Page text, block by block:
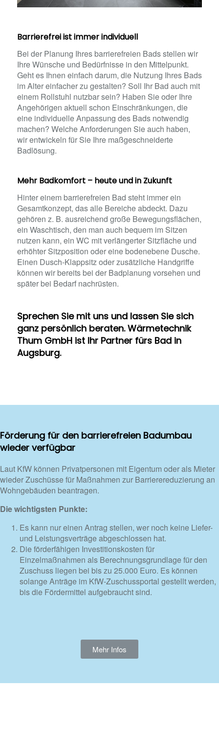
Barrierefrei ist immer individuell
Bei der Planung Ihres barrierefreien Bads stellen wir
Ihre Wünsche und Bedürfnisse in den Mittelpunkt.
Geht es Ihnen einfach darum, die Nutzung Ihres Bads
im Alter einfacher zu gestalten? Soll Ihr Bad auch mit
einem Rollstuhl nutzbar sein? Haben Sie oder Ihre
Angehörigen aktuell schon Einschränkungen, die
eine individuelle Anpassung des Bads notwendig
machen? Welche Anforderungen Sie auch haben,
wir entwickeln für Sie Ihre maßgeschneiderte
Badlösung.
Mehr Badkomfort – heute und in Zukunft
Hinter einem barrierefreien Bad steht immer ein
Gesamtkonzept, das alle Bereiche abdeckt. Dazu
gehören z. B. ausreichend große Bewegungsflächen,
ein Waschtisch, den man auch bequem im Sitzen
nutzen kann, ein WC mit verlängerter Sitzfläche und
erhöhter Sitzposition oder eine bodenebene Dusche.
Einen Dusch-Klappsitz oder zusätzliche Handgriffe
können wir bereits bei der Badplanung vorsehen und
später bei Bedarf nachrüsten.
Sprechen Sie mit uns und lassen Sie sich
ganz persönlich beraten. Wärmetechnik
Thum GmbH ist Ihr Partner fürs Bad in
Augsburg.
Förderung für den barrierefreien Badumbau
wieder verfügbar
Laut KfW können Privatpersonen mit Eigentum oder als Mieter
wieder Zuschüsse für Maßnahmen zur Barrierereduzierung an
Wohngebäuden beantragen.
Die wichtigsten Punkte:
Es kann nur einen Antrag stellen, wer noch keine Liefer-
und Leistungsverträge abgeschlossen hat.
Die förderfähigen Investitionskosten für
Einzelmaßnahmen als Berechnungsgrundlage für den
Zuschuss liegen bei bis zu 25.000 Euro. Es können
solange Anträge im KfW-Zuschussportal gestellt werden,
bis die Fördermittel aufgebraucht sind.
Mehr Infos